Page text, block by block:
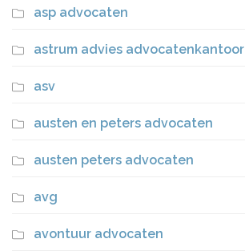
asp advocaten
astrum advies advocatenkantoor
asv
austen en peters advocaten
austen peters advocaten
avg
avontuur advocaten